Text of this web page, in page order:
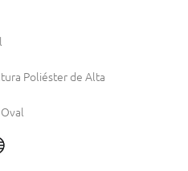
Poliéster de Alta